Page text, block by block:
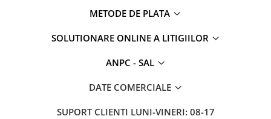
METODE DE PLATA
SOLUTIONARE ONLINE A LITIGIILOR
ANPC - SAL
DATE COMERCIALE
SUPORT CLIENTI LUNI-VINERI: 08-17